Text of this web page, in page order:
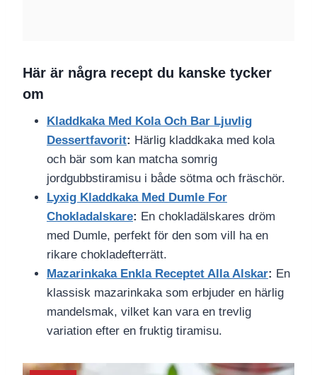
Här är några recept du kanske tycker
om
Kladdkaka Med Kola Och Bar Ljuvlig
Dessertfavorit: Härlig kladdkaka med kola
och bär som kan matcha somrig
jordgubbstiramisu i både sötma och fräschör.
Lyxig Kladdkaka Med Dumle For
Chokladalskare: En chokladälskares dröm
med Dumle, perfekt för den som vill ha en
rikare chokladefterrätt.
Mazarinkaka Enkla Receptet Alla Alskar: En
klassisk mazarinkaka som erbjuder en härlig
mandelsmak, vilket kan vara en trevlig
variation efter en fruktig tiramisu.